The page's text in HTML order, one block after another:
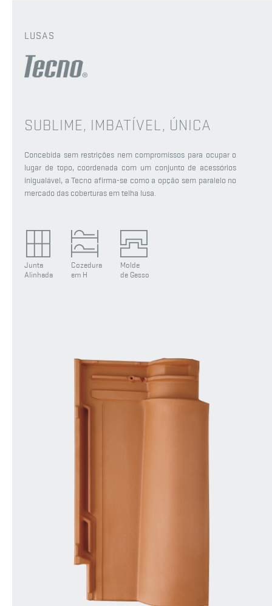
LUSAS
SUBLIME, IMBATÍVEL, ÚNICA
Concebida sem restrições nem compromissos para ocupar o
lugar de topo, coordenada com um conjunto de acessórios
inigualável, a Tecno afirma-se como a opção sem paralelo no
mercado das coberturas em telha lusa.
Junta
Alinhada
Cozedura
em H
Molde
de Gesso